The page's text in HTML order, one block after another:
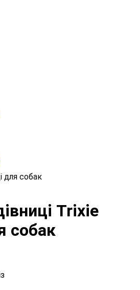
для собак
Trixie
собак